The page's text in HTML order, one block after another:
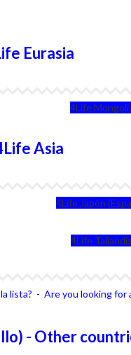
Eurasia
4Life
Asia
4Life Japón
4Life Tailandia
lista? - Are you looking
- Other